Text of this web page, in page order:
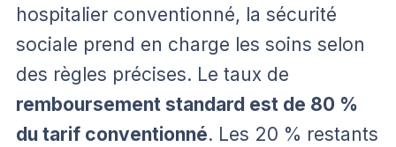
hospitalier conventionné, la sécurité
sociale prend en charge les soins selon
des règles précises. Le taux de
remboursement standard est de 80 %
du tarif conventionné. Les 20 % restants